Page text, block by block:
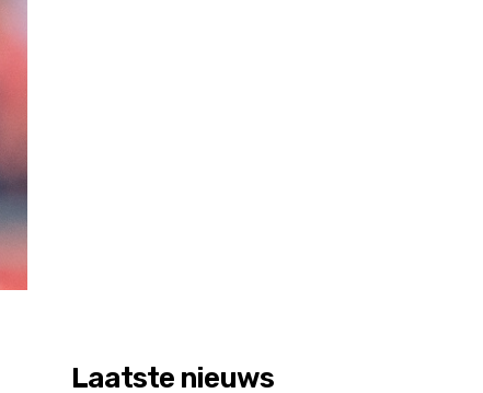
Laatste nieuws